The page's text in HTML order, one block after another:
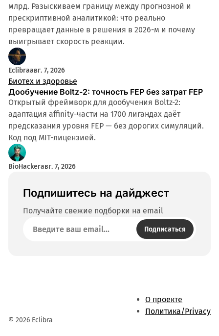
млрд. Разыскиваем границу между прогнозной и
прескриптивной аналитикой: что реально
превращает данные в решения в 2026-м и почему
выигрывает скорость реакции.
Eclibraавг. 7, 2026
Биотех и здоровье
Дообучение Boltz-2: точность FEP без затрат FEP
Открытый фреймворк для дообучения Boltz-2:
адаптация affinity-части на 1700 лигандах даёт
предсказания уровня FEP — без дорогих симуляций.
Код под MIT-лицензией.
BioHackerавг. 7, 2026
Подпишитесь на дайджест
Получайте свежие подборки на email
Подписаться
© 2026 Eclibra
О проекте
Политика/Privacy